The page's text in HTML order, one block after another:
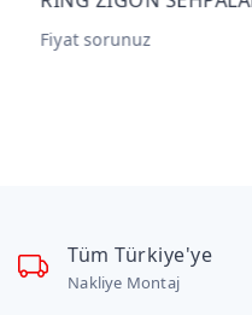
Fiyat sorunuz
Tüm Türkiye'ye
Nakliye Montaj